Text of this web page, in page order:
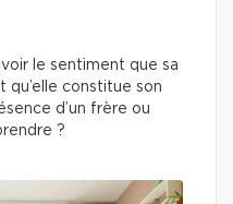
le sentiment que sa
qu’elle constitue son
d’un frère ou
?